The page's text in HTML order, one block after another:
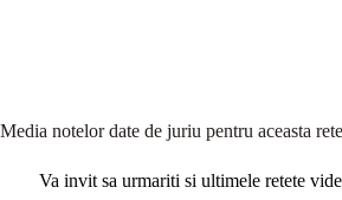
Media notelor date de juriu pentru aceasta
Va invit sa urmariti si ultimele retete